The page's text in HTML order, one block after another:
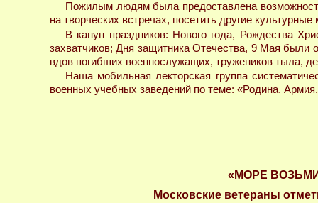
Пожилым людям была предоставлена
на творческих встречах, посетить другие культурные
В канун праздников: Нового года, Рождества
захватчиков; Дня защитника Отечества, 9 Мая были
вдов погибших военнослужащих, тружеников тыла,
Наша мобильная лекторская группа
военных учебных заведений по теме: «Родина.
«МОРЕ
Московские ветераны